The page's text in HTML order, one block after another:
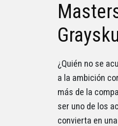
¿Quién no se
a la ambición
más de la
ser uno de los
convierta en